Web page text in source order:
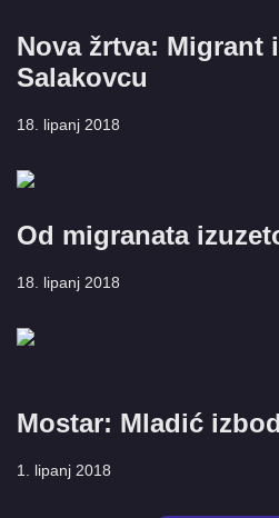
Nova žrtva: Migrant
Salakovcu
18. lipanj 2018
Od migranata
18. lipanj 2018
Mostar: Mladić
1. lipanj 2018